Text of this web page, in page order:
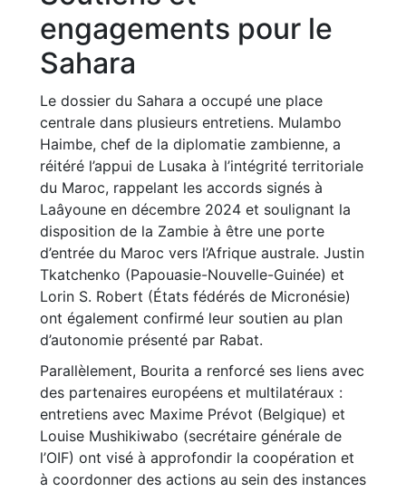
engagements pour le
Sahara
Le dossier du Sahara a occupé une place
centrale dans plusieurs entretiens. Mulambo
Haimbe, chef de la diplomatie zambienne, a
réitéré l’appui de Lusaka à l’intégrité territoriale
du Maroc, rappelant les accords signés à
Laâyoune en décembre 2024 et soulignant la
disposition de la Zambie à être une porte
d’entrée du Maroc vers l’Afrique australe. Justin
Tkatchenko (Papouasie-Nouvelle-Guinée) et
Lorin S. Robert (États fédérés de Micronésie)
ont également confirmé leur soutien au plan
d’autonomie présenté par Rabat.
Parallèlement, Bourita a renforcé ses liens avec
des partenaires européens et multilatéraux :
entretiens avec Maxime Prévot (Belgique) et
Louise Mushikiwabo (secrétaire générale de
l’OIF) ont visé à approfondir la coopération et
à coordonner des actions au sein des instances